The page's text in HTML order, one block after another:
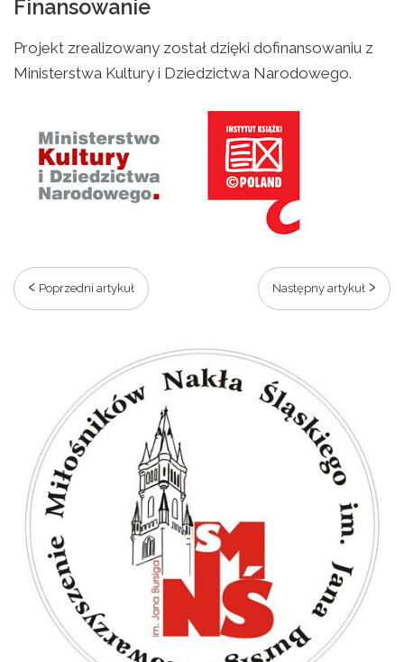
Finansowanie
Projekt zrealizowany został dzięki dofinansowaniu z
Ministerstwa Kultury i Dziedzictwa Narodowego.
Poprzedni artykuł Następny artykuł